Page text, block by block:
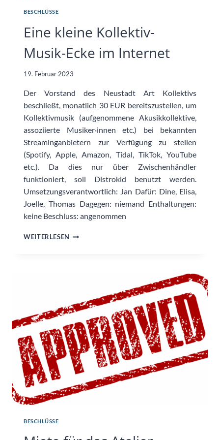
BESCHLÜSSE
Eine kleine Kollektiv-
Musik-Ecke im Internet
19. Februar 2023
Der Vorstand des Neustadt Art Kollektivs
beschließt, monatlich 30 EUR bereitszustellen, um
Kollektivmusik (aufgenommene Akusikkollektive,
assoziierte Musiker·innen etc.) bei bekannten
Streaminganbietern zur Verfügung zu stellen
(Spotify, Apple, Amazon, Tidal, TikTok, YouTube
etc.). Da dies nur über Zwischenhändler
funktioniert, soll Distrokid benutzt werden.
Umsetzungsverantwortlich: Jan Dafür: Dine, Elisa,
Joelle, Thomas Dagegen: niemand Enthaltungen:
keine Beschluss: angenommen
WEITERLESEN EINE
BESCHLÜSSE